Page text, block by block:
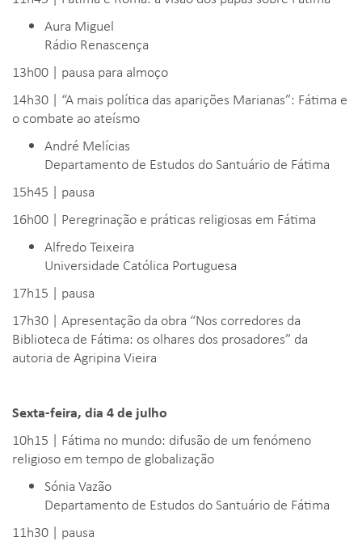
Aura Miguel
Rádio Renascença
13h00 | pausa para almoço
14h30 | “A mais política das aparições Marianas”: Fátima e
o combate ao ateísmo
André Melícias
Departamento de Estudos do Santuário de Fátima
15h45 | pausa
16h00 | Peregrinação e práticas religiosas em Fátima
Alfredo Teixeira
Universidade Católica Portuguesa
17h15 | pausa
17h30 | Apresentação da obra “Nos corredores da
Biblioteca de Fátima: os olhares dos prosadores” da
autoria de Agripina Vieira
Sexta-feira, dia 4 de julho
10h15 | Fátima no mundo: difusão de um fenómeno
religioso em tempo de globalização
Sónia Vazão
Departamento de Estudos do Santuário de Fátima
11h30 | pausa